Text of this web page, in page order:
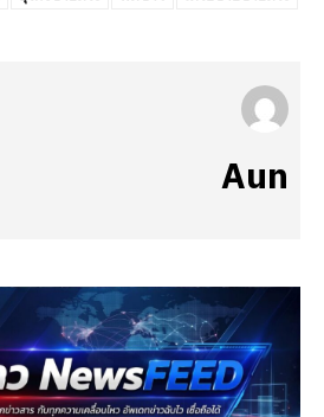
Aun